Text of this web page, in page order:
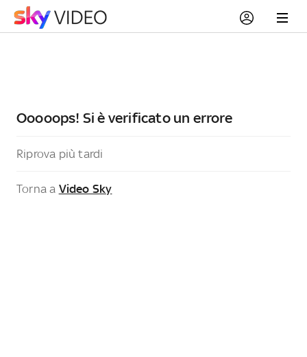
Ooooops! Si è verificato un errore
Riprova più tardi
Torna a Video Sky